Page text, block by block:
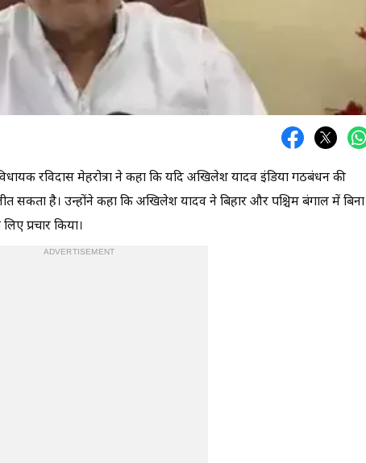
रविदास मेहरोत्रा ने कहा कि यदि अखिलेश यादव इंडिया गठबंधन की
सकता है। उन्होंने कहा कि अखिलेश यादव ने बिहार और पश्चिम बंगाल में बिना
प्रचार किया।
ADVERTISEMENT